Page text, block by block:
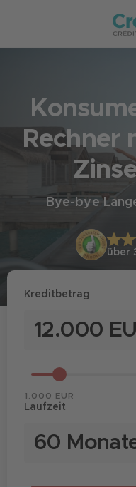
Rechner
Bye-bye
über
Kreditbetrag
1.000 EUR
Laufzeit